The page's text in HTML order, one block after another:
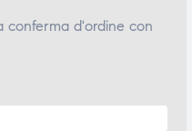
conferma d'ordine con